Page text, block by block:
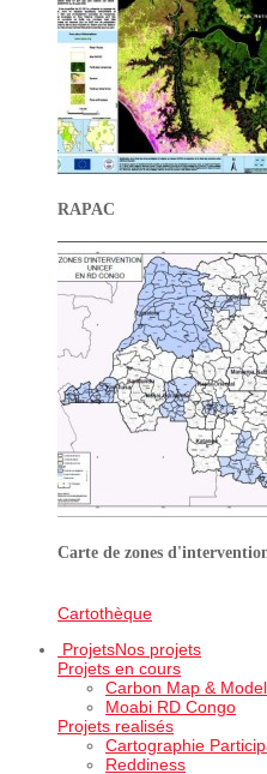
RAPAC
Carte de zones
Cartothèque
ProjetsNos projets
Projets en cours
Carbon Map & Model
Moabi RD Congo
Projets realisés
Cartographie
Reddiness